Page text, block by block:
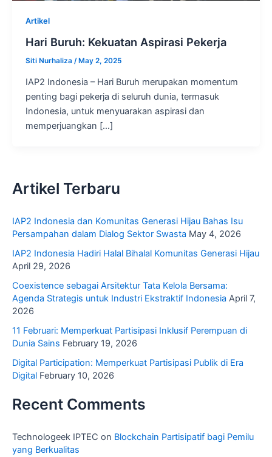
Artikel
Hari Buruh: Kekuatan Aspirasi Pekerja
Siti Nurhaliza / May 2, 2025
IAP2 Indonesia – Hari Buruh merupakan momentum
penting bagi pekerja di seluruh dunia, termasuk
Indonesia, untuk menyuarakan aspirasi dan
memperjuangkan […]
Artikel Terbaru
IAP2 Indonesia dan Komunitas Generasi Hijau Bahas Isu
Persampahan dalam Dialog Sektor Swasta May 4, 2026
IAP2 Indonesia Hadiri Halal Bihalal Komunitas Generasi Hijau
April 29, 2026
Coexistence sebagai Arsitektur Tata Kelola Bersama:
Agenda Strategis untuk Industri Ekstraktif Indonesia April 7,
2026
11 Februari: Memperkuat Partisipasi Inklusif Perempuan di
Dunia Sains February 19, 2026
Digital Participation: Memperkuat Partisipasi Publik di Era
Digital February 10, 2026
Recent Comments
Technologeek IPTEC on Blockchain Partisipatif bagi Pemilu
yang Berkualitas